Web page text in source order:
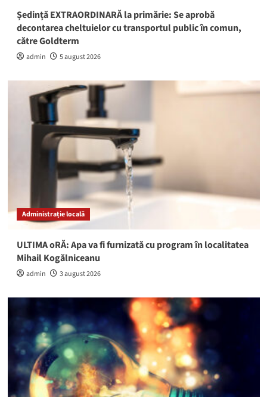
Ședință EXTRAORDINARĂ la primărie: Se aprobă
decontarea cheltuielor cu transportul public în comun,
către Goldterm
admin 5 august 2026
Administrație locală
ULTIMA oRĂ: Apa va fi furnizată cu program în localitatea
Mihail Kogălniceanu
admin 3 august 2026